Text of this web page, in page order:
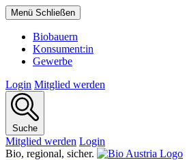
Menü Schließen
Biobauern
Konsument:in
Gewerbe
Login Mitglied werden
Suche
Mitglied werden Login
Bio, regional, sicher.